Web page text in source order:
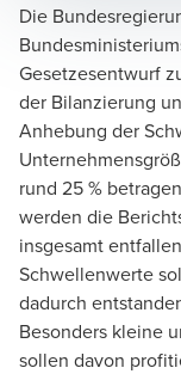
Die
Gesetzesentwurf
der Bilanzierung
Anhebung der
rund 25 %
werden die
insgesamt
Schwellenwerte
dadurch
Besonders kleine
sollen davon
Andreas
Audit &